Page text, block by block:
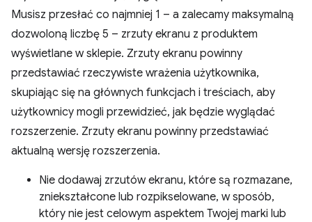
Musisz przesłać co najmniej 1 – a zalecamy maksymalną
dozwoloną liczbę 5 – zrzuty ekranu z produktem
wyświetlane w sklepie. Zrzuty ekranu powinny
przedstawiać rzeczywiste wrażenia użytkownika,
skupiając się na głównych funkcjach i treściach, aby
użytkownicy mogli przewidzieć, jak będzie wyglądać
rozszerzenie. Zrzuty ekranu powinny przedstawiać
aktualną wersję rozszerzenia.
Nie dodawaj zrzutów ekranu, które są rozmazane,
zniekształcone lub rozpikselowane, w sposób,
który nie jest celowym aspektem Twojej marki lub